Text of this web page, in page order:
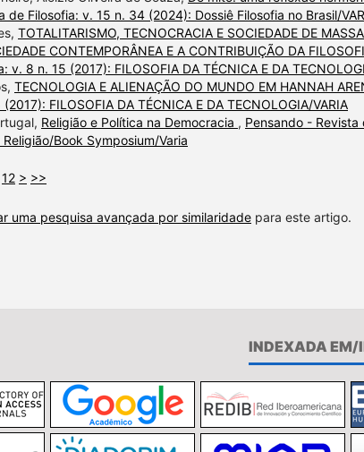
de Filosofia: v. 15 n. 34 (2024): Dossiê Filosofia no Brasil/
TOTALITARISMO, TECNOCRACIA E SOCIEDADE DE
CONTEMPORÂNEA E A CONTRIBUIÇÃO DA
v. 8 n. 15 (2017): FILOSOFIA DA TÉCNICA E DA
TECNOLOGIA E ALIENAÇÃO DO MUNDO EM HANNAH
FILOSOFIA DA TÉCNICA E DA TECNOLOGIA/VARIA
Religião e Política na Democracia , Pensando -
Book Symposium/Varia
12 > >>
uma pesquisa avançada por similaridade para este artigo.
INDEXADA EM/